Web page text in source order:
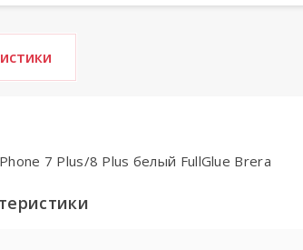
7 Plus/8 Plus белый FullGlue Brera